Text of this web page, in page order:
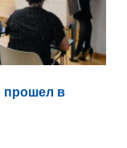
прошел в